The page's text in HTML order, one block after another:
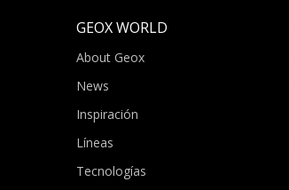
GEOX WORLD
About Geox
News
Inspiración
Líneas
Tecnologías